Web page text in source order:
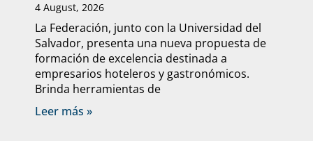
4 August, 2026
La Federación, junto con la Universidad del
Salvador, presenta una nueva propuesta de
formación de excelencia destinada a
empresarios hoteleros y gastronómicos.
Brinda herramientas de
Leer más »